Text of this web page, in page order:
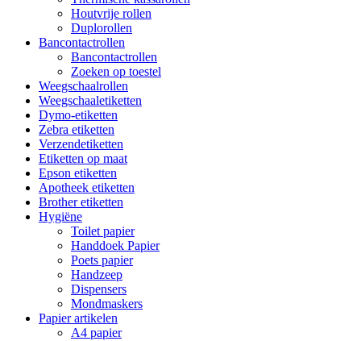
Houtvrije rollen
Duplorollen
Bancontactrollen
Bancontactrollen
Zoeken op toestel
Weegschaalrollen
Weegschaaletiketten
Dymo-etiketten
Zebra etiketten
Verzendetiketten
Etiketten op maat
Epson etiketten
Apotheek etiketten
Brother etiketten
Hygiëne
Toilet papier
Handdoek Papier
Poets papier
Handzeep
Dispensers
Mondmaskers
Papier artikelen
A4 papier